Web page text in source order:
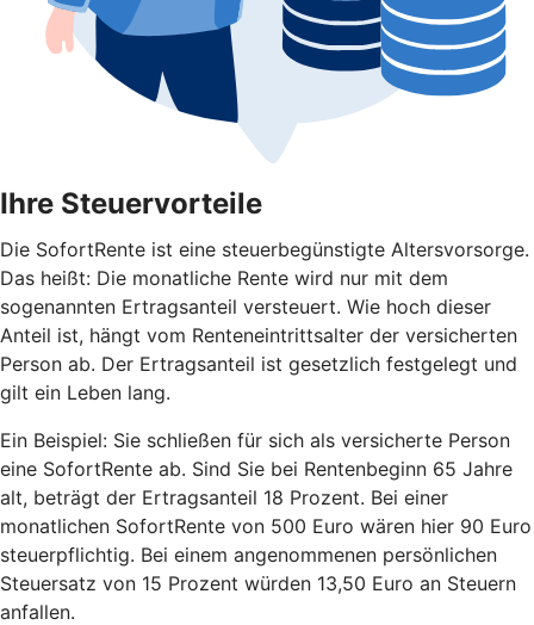
Ihre Steuervorteile
Die SofortRente ist eine steuerbegünstigte Altersvorsorge.
Das heißt: Die monatliche Rente wird nur mit dem
sogenannten Ertragsanteil versteuert. Wie hoch dieser
Anteil ist, hängt vom Renteneintrittsalter der versicherten
Person ab. Der Ertragsanteil ist gesetzlich festgelegt und
gilt ein Leben lang.
Ein Beispiel: Sie schließen für sich als versicherte Person
eine SofortRente ab. Sind Sie bei Rentenbeginn 65 Jahre
alt, beträgt der Ertragsanteil 18 Prozent. Bei einer
monatlichen SofortRente von 500 Euro wären hier 90 Euro
steuerpflichtig. Bei einem angenommenen persönlichen
Steuersatz von 15 Prozent würden 13,50 Euro an Steuern
anfallen.